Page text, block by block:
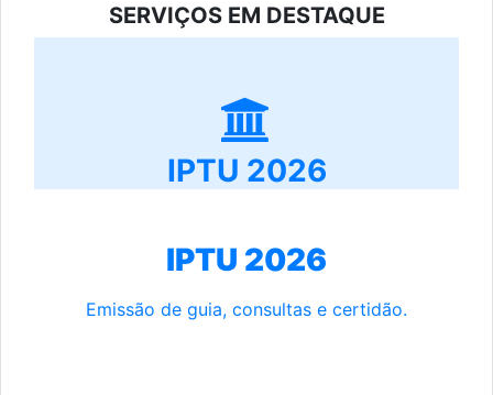
SERVIÇOS EM DESTAQUE
IPTU 2026
IPTU 2026
Emissão de guia, consultas e certidão.